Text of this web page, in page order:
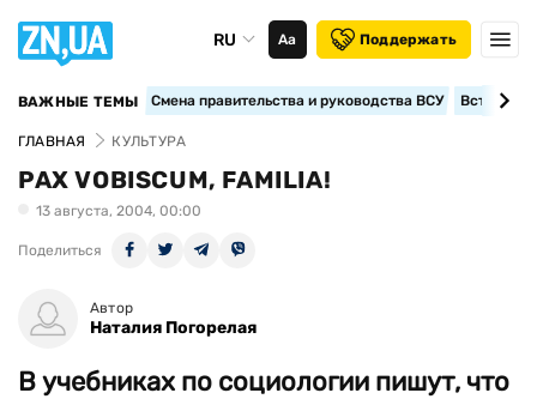
RU Аа Поддержать
ВАЖНЫЕ ТЕМЫ Смена правительства и руководства ВСУ
ГЛАВНАЯ КУЛЬТУРА
PAX VOBISCUM, FAMILIA!
13 августа, 2004, 00:00
Поделиться
Автор
Наталия Погорелая
В учебниках по социологии пишут, что